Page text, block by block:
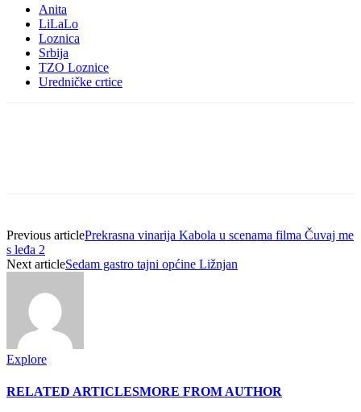
Anita
LiLaLo
Loznica
Srbija
TZO Loznice
Uredničke crtice
Previous articlePrekrasna vinarija Kabola u scenama filma Čuvaj me
s leđa 2
Next articleSedam gastro tajni općine Ližnjan
Explore
RELATED ARTICLESMORE FROM AUTHOR